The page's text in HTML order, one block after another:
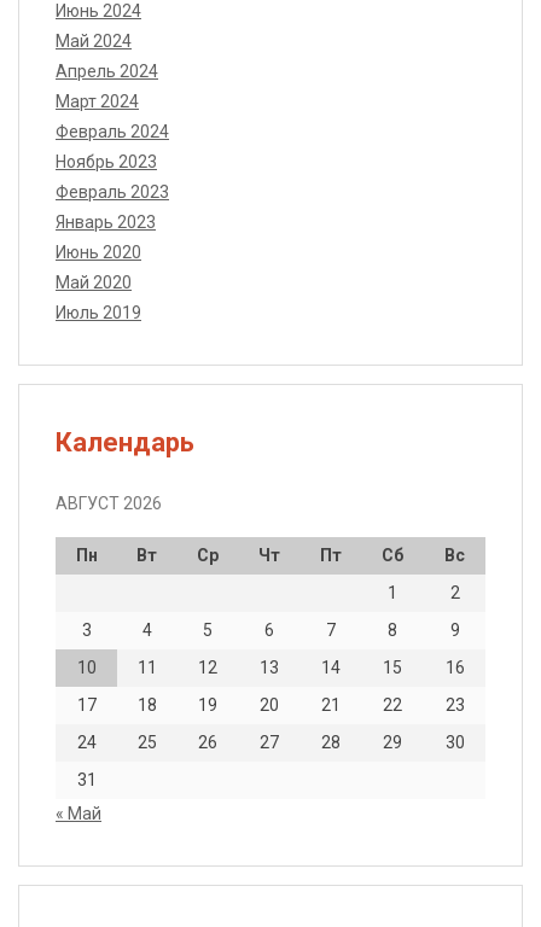
Июнь 2024
Май 2024
Апрель 2024
Март 2024
Февраль 2024
Ноябрь 2023
Февраль 2023
Январь 2023
Июнь 2020
Май 2020
Июль 2019
Календарь
АВГУСТ 2026
Пн Вт Ср Чт Пт Сб
Вс
1
2
3
4 5 6 7 8
9
10
11 12 13 14 15
16
17
18 19 20 21 22
23
24
25 26 27 28 29
30
31
« Май